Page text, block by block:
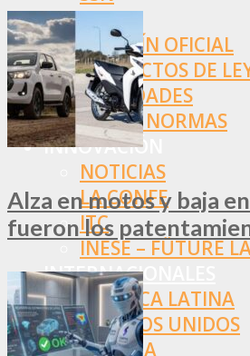
SRT
BOLETÍN OFICIAL
PROYECTOS DE
SOCIEDADES
OTRAS NORMAS
INNOVACIÓN
NOTICIAS
LA CONFE
ITC
INESE – FÜTURE
INTERNACIONALES
AMÉRICA LATINA
ESTADOS UNIDOS
EUROPA
Alza en motos y baja
fueron los